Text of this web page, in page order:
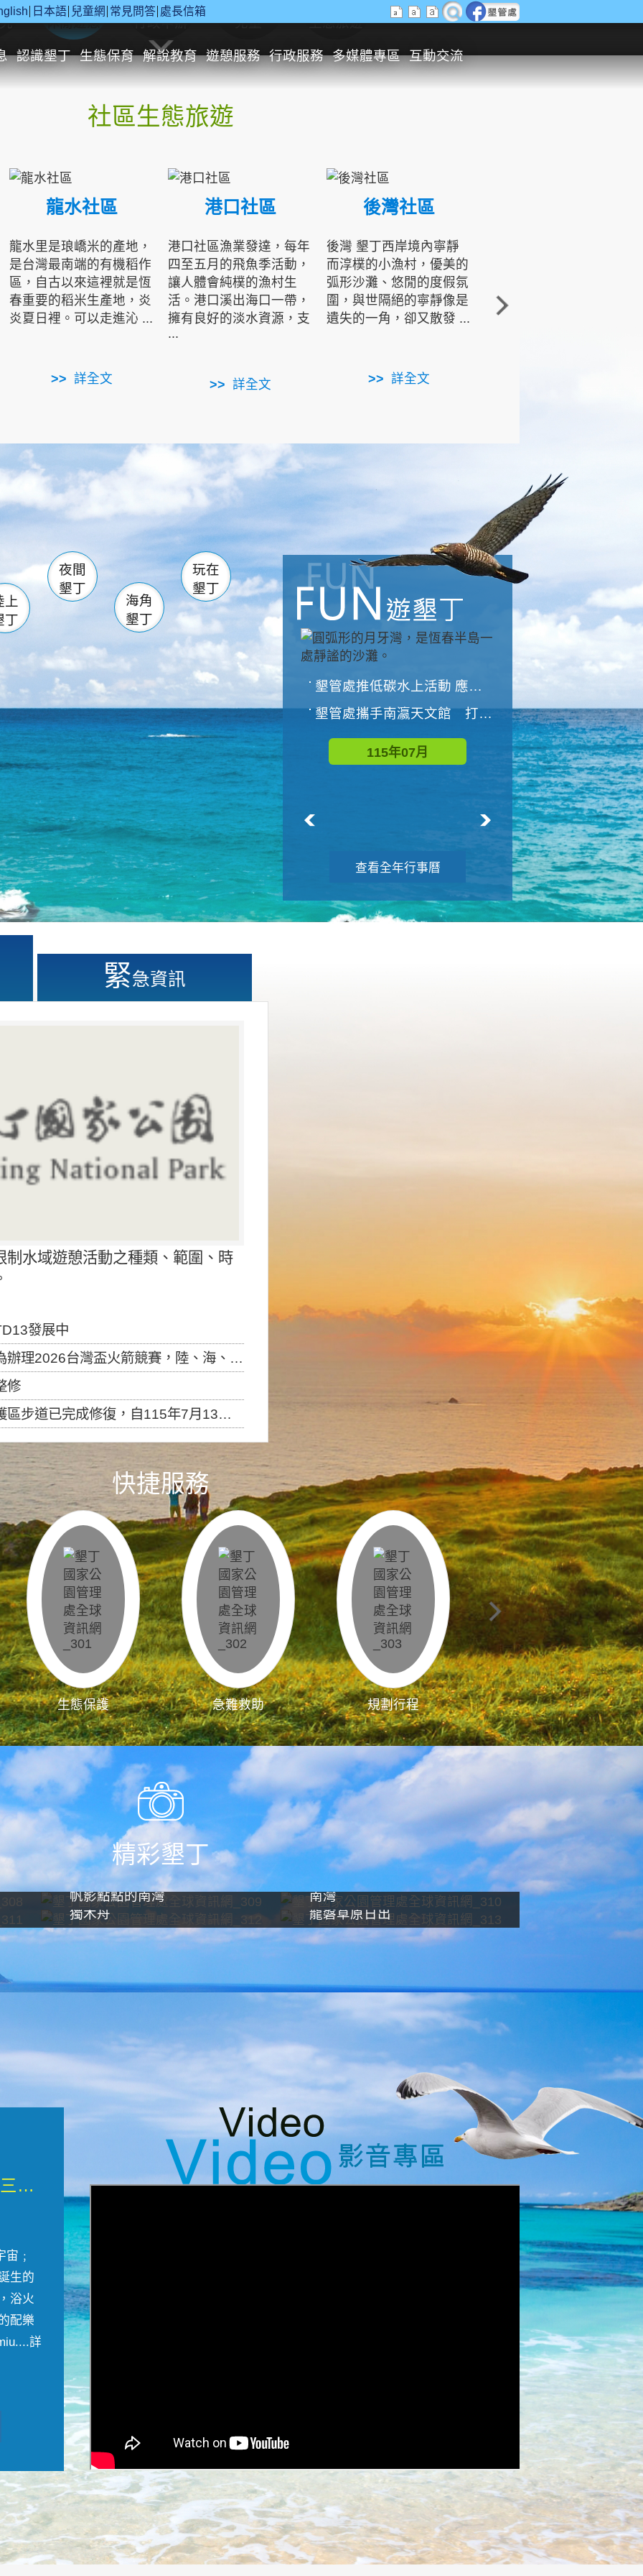
日本語 兒童網 常見問答 處長信箱
認識墾丁 生態保育 解說教育 遊憩服務 行政服務 多媒體專區 互動交流
休閒遊憩 行政申辦 兒童 生態旅遊
社區生態旅遊
龍水社區
龍水里是琅嶠米的產地，
是台灣最南端的有機稻作
區，自古以來這裡就是恆
春重要的稻米生產地，炎
炎夏日裡。可以走進沁 ...
詳全文
港口社區
港口社區漁業發達，每年
四至五月的飛魚季活動，
讓人體會純樸的漁村生
活。港口溪出海口一帶，
擁有良好的淡水資源，支
...
詳全文
後灣社區
後灣 墾丁西岸境內寧靜
而淳樸的小漁村，優美的
弧形沙灘、悠閒的度假氛
圍，與世隔絕的寧靜像是
遺失的一角，卻又散發 ...
詳全文
角的端點，冬季海浪拍打
著礁岸，旺盛的侵蝕作
南仁湖
滿州 佳樂水
森林遊樂區
墾管處遊客中心
社頂公園 風吹沙
船帆石 龍磐公園
香蕉灣 龍坑
鵝鑾鼻
上
丁
夜間
墾丁
海角
墾丁
玩在
墾丁
墾管處推低碳水上活動 應屆畢業生限額免費參加
墾管處攜手南瀛天文館 打造沉浸式天文探索營隊
115年07月
與國家公園有約-優游潮間
115年08月
查看全年行事曆
緊急資訊
水域遊憩活動之種類、範圍、時
發展中
盃火箭競賽，陸、海、空域警戒及協調相關事宜，因颱風備案事宜
修
，自115年7月13日（星期一）起恢復開放入園，歡迎民眾依規定申請入園....
快捷服務
生態保護 急難救助 規劃行程 影像直播
精彩墾丁
帆影點點的南灣
南灣
獨木舟
龍磐草原日出
微觀墾丁三部曲 重生....
﹔
生的
浴火
配樂
詳